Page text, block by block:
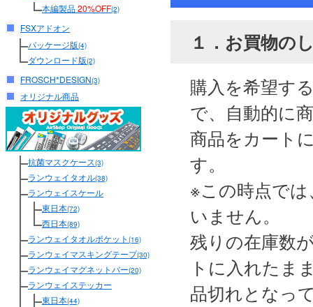
本編製品20%OFF(2)
FSXアドオン
パッケージ版(4)
ダウンロード版(2)
FROSCH*DESIGN(3)
オリジナル商品
抗菌マスクケース(3)
ランウェイタオル(38)
ランウェイスケール
東日本(72)
西日本(89)
ランウェイタオルポケット (16)
ランウェイマスキングテープ(30)
ランウェイマグネットバー(20)
ランウェイステッカー
東日本(44)
１．お買物の
購入を希望す
で、自動的に
商品をカート
す。
※この時点で
いません。
残りの在庫数
トに入れたま
品切れとなっ